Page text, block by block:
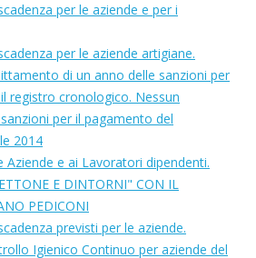
per le aziende e per i
per le aziende artigiane.
di un anno delle sanzioni per
registro cronologico. Nessun
per il pagamento del
2014
Aziende e ai Lavoratori dipendenti.
E DINTORNI" CON IL
PEDICONI
previsti per le aziende.
Igienico Continuo per aziende del